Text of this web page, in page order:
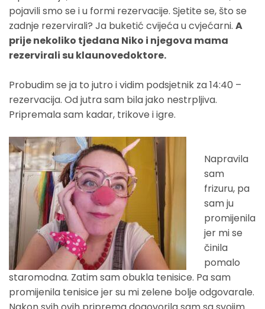
pojavili smo se i u formi rezervacije. Sjetite se, što se
zadnje rezervirali? Ja buketić cvijeća u cvjećarni. A
prije nekoliko tjedana Niko i njegova mama
rezervirali su klaunovedoktore.
Probudim se ja to jutro i vidim podsjetnik za 14:40 –
rezervacija. Od jutra sam bila jako nestrpljiva.
Pripremala sam kadar, trikove i igre.
Napravila
sam
frizuru, pa
sam ju
promijenila
jer mi se
činila
pomalo
staromodna. Zatim sam obukla tenisice. Pa sam
promijenila tenisice jer su mi zelene bolje odgovarale.